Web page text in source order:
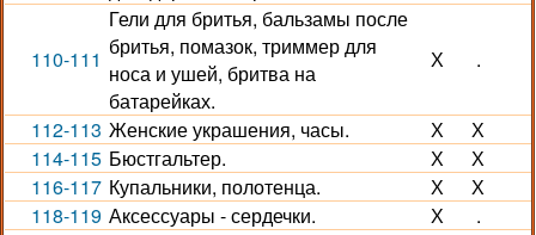
110-111
Гели для бритья, бальзамы после
бритья, помазок, триммер для
носа и ушей, бритва на
батарейках.
Х .
112-113 Женские украшения, часы. Х
Х
114-115 Бюстгальтер. Х
Х
116-117 Купальники, полотенца. Х
Х
118-119 Аксессуары - сердечки. Х
.